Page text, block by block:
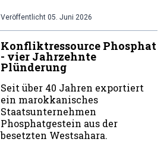
Veröffentlicht 05. Juni 2026
Konfliktressource Phosphat
- vier Jahrzehnte
Plünderung
Seit über 40 Jahren exportiert
ein marokkanisches
Staatsunternehmen
Phosphatgestein aus der
besetzten Westsahara.